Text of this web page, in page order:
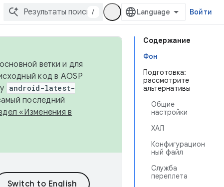
/ Войти
Содержание
Фон
Подготовка:
рассмотрите
альтернативы
Общие
настройки
ХАЛ
Конфигурацион
ный файл
Служба
переплета
ветки и для
код в AOSP
android-latest-
последний
«Изменения в